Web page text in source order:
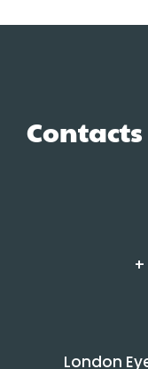
Contacts
London